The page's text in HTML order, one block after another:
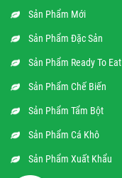
Sản Phẩm Mới
Sản Phẩm Đặc Sản
Sản Phẩm Ready To Eat
Sản Phẩm Chế Biến
Sản Phẩm Tẩm Bột
Sản Phẩm Cá Khô
Sản Phẩm Xuất Khẩu